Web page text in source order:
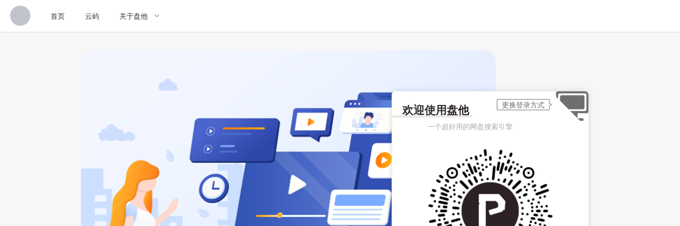
首页 云屿 关于盘他
欢迎使用盘他
一个超好用的网盘搜索引擎